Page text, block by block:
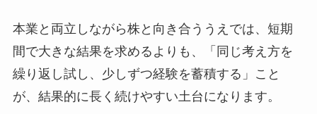
本業と両立しながら株と向き合ううえでは、短期
間で大きな結果を求めるよりも、「同じ考え方を
繰り返し試し、少しずつ経験を蓄積する」こと
が、結果的に長く続けやすい土台になります。